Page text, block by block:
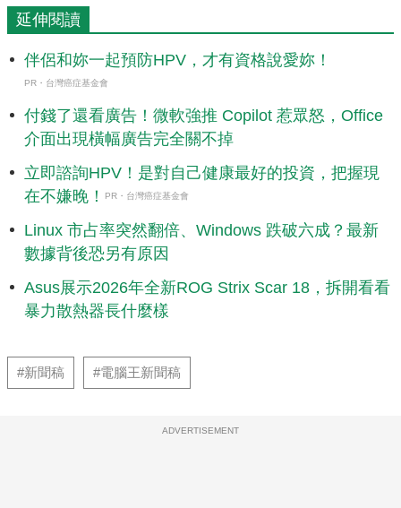
延伸閱讀
伴侶和妳一起預防HPV，才有資格說愛妳！
PR・台灣癌症基金會
付錢了還看廣告！微軟強推 Copilot 惹眾怒，Office
介面出現橫幅廣告完全關不掉
立即諮詢HPV！是對自己健康最好的投資，把握現
在不嫌晚！
PR・台灣癌症基金會
Linux 市占率突然翻倍、Windows 跌破六成？最新
數據背後恐另有原因
Asus展示2026年全新ROG Strix Scar 18，拆開看看
暴力散熱器長什麼樣
#新聞稿 #電腦王新聞稿
ADVERTISEMENT